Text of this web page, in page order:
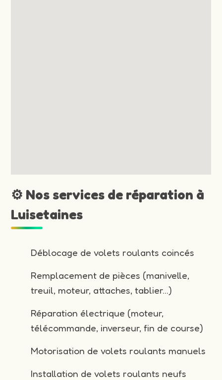
⚙️ Nos services de réparation à
Luisetaines
Déblocage de volets roulants coincés
Remplacement de pièces (manivelle,
treuil, moteur, attaches, tablier…)
Réparation électrique (moteur,
télécommande, inverseur, fin de course)
Motorisation de volets roulants manuels
Installation de volets roulants neufs